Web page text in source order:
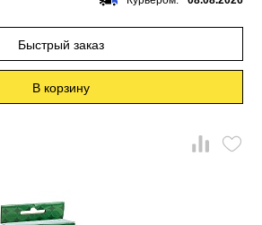
Быстрый заказ
В корзину